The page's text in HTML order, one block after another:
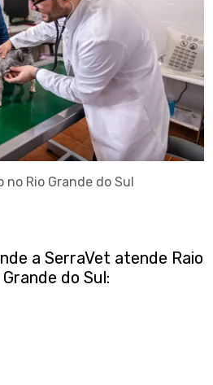
Rio Grande do Sul
a SerraVet atende Raio
do Sul: